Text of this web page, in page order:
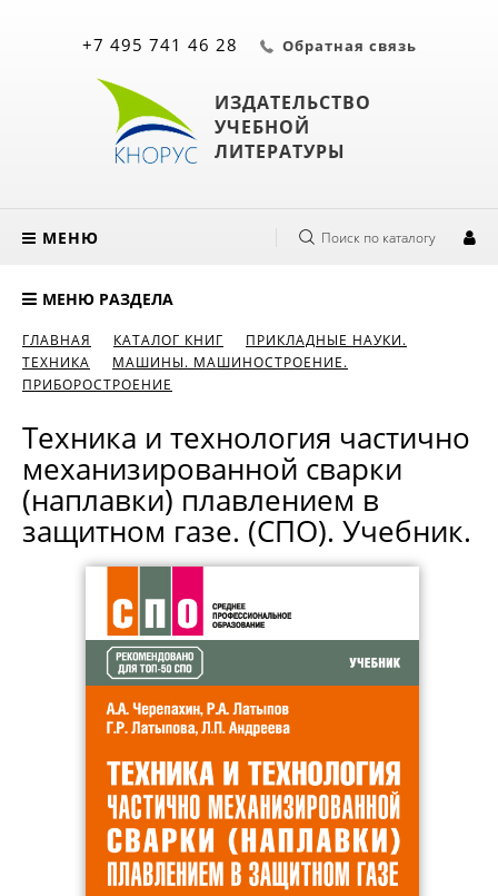
ИЗДАТЕЛЬСТВО
УЧЕБНОЙ
ЛИТЕРАТУРЫ
+7 495 741 46 28 Обратная связь
МЕНЮ Поиск по каталогу
МЕНЮ РАЗДЕЛА
ГЛАВНАЯ КАТАЛОГ КНИГ
ПРИКЛАДНЫЕ НАУКИ.
ТЕХНИКА
МАШИНЫ. МАШИНОСТРОЕНИЕ.
ПРИБОРОСТРОЕНИЕ
Техника и технология частично
механизированной сварки
(наплавки) плавлением в
защитном газе. (СПО). Учебник.